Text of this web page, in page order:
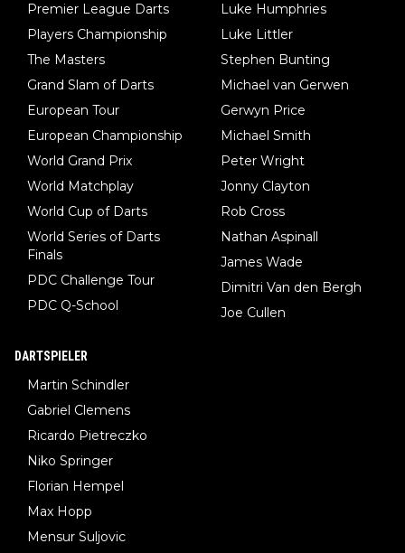
Premier League Darts
Players Championship
The Masters
Grand Slam of Darts
European Tour
European Championship
World Grand Prix
World Matchplay
World Cup of Darts
World Series of Darts
Finals
PDC Challenge Tour
PDC Q-School
Luke Humphries
Luke Littler
Stephen Bunting
Michael van Gerwen
Gerwyn Price
Michael Smith
Peter Wright
Jonny Clayton
Rob Cross
Nathan Aspinall
James Wade
Dimitri Van den Bergh
Joe Cullen
DARTSPIELER
Martin Schindler
Gabriel Clemens
Ricardo Pietreczko
Niko Springer
Florian Hempel
Max Hopp
Mensur Suljovic